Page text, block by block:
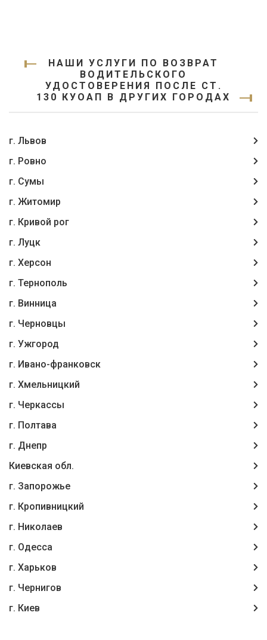
НАШИ УСЛУГИ ПО ВОЗВРАТ
ВОДИТЕЛЬСКОГО
УДОСТОВЕРЕНИЯ ПОСЛЕ СТ.
130 КУОАП В ДРУГИХ ГОРОДАХ
г. Львов
г. Ровно
г. Сумы
г. Житомир
г. Кривой рог
г. Луцк
г. Херсон
г. Тернополь
г. Винница
г. Чернoвцы
г. Ужгород
г. Ивано-франковск
г. Хмельницкий
г. Черкассы
г. Полтава
г. Днепр
Киевская обл.
г. Запорожье
г. Кропивницкий
г. Николаев
г. Одесса
г. Харьков
г. Чернигов
г. Киев